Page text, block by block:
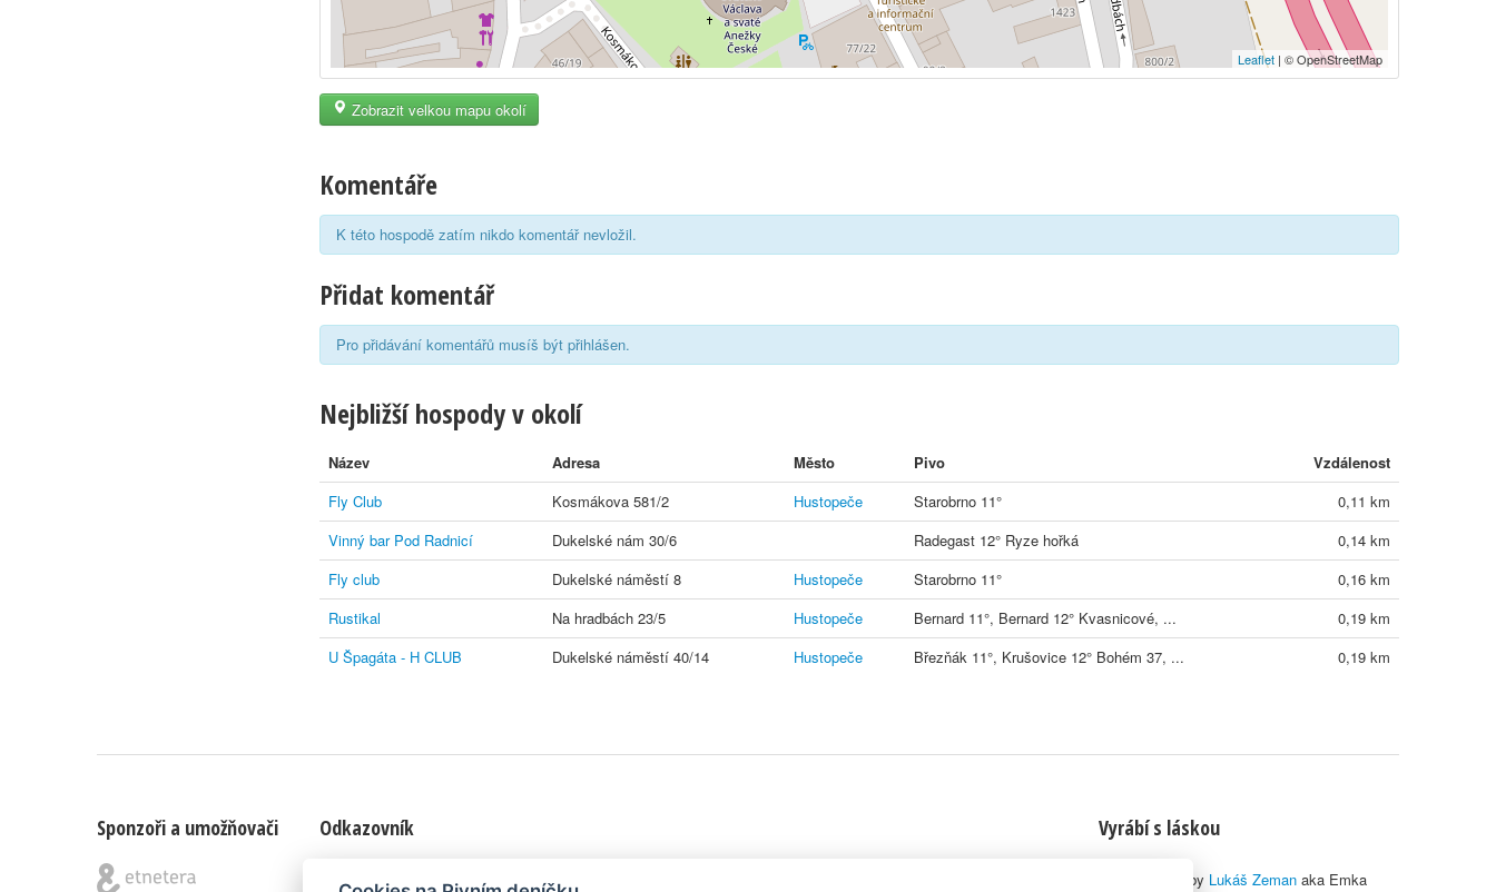
Leaflet | © OpenStreetMap
Zobrazit velkou mapu okolí
Komentáře
K této hospodě zatím nikdo komentář nevložil.
Přidat komentář
Pro přidávání komentářů musíš být přihlášen.
Nejbližší hospody v okolí
Název Adresa Město Pivo
Vzdálenost
Fly Club
Kosmákova 581/2 Hustopeče Starobrno 11°
0,11 km
Vinný bar Pod Radnicí
Dukelské nám 30/6 Radegast 12° Ryze hořká
0,14 km
Fly club
Dukelské náměstí 8 Hustopeče Starobrno 11°
0,16 km
Rustikal
Na hradbách 23/5 Hustopeče Bernard 11°, Bernard 12° Kvasnicové, ...
0,19 km
U Špagáta - H CLUB
Dukelské náměstí 40/14 Hustopeče Březňák 11°, Krušovice 12° Bohém 37, ... 0,19 km
Sponzoři a umožňovači Odkazovník
Blog Nápady & připomínky | Aplikace pro
Vyrábí s láskou
© 2010–2026 by Lukáš Zeman aka Emka